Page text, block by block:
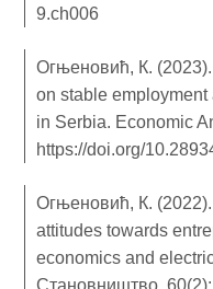
9.ch006
Огњеновић, К.
on stable
in Serbia. Economic
https://doi.org/
Огњеновић, К.
attitudes towards
economics and
Становништво, 60(2):